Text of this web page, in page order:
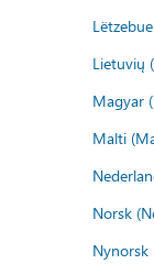
Lietuvių
Magyar
Malti
Norsk
Nynorsk